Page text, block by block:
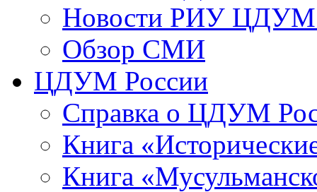
Новости РИУ ЦДУМ
Обзор СМИ
ЦДУМ России
Справка о ЦДУМ
Книга
Книга